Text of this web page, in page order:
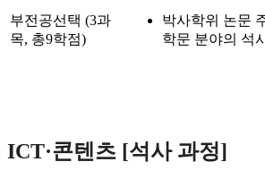
부전공선택 (3과
목, 총9학점)
박사학위 논문
학문 분야의 석
ICT·콘텐츠 [석사 과정]